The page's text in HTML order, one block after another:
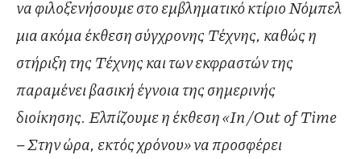
να φιλοξενήσουμε στο εμβληματικό κτίριο Νόμπελ
μια ακόμα έκθεση σύγχρονης Τέχνης, καθώς η
στήριξη της Τέχνης και των εκφραστών της
παραμένει βασική έγνοια της σημερινής
διοίκησης. Ελπίζουμε η έκθεση«In/Outof Time
– Στην ώρα, εκτός χρόνου» να προσφέρει